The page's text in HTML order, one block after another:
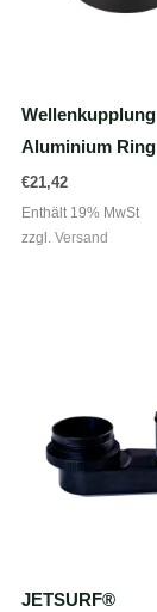
Wellenkupplung
Aluminium Ring
€21,42
Enthält 19% MwSt
zzgl. Versand
JETSURF®